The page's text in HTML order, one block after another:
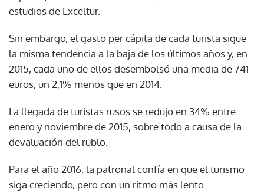
estudios de Exceltur.
Sin embargo, el gasto per cápita de cada turista sigue
la misma tendencia a la baja de los últimos años y, en
2015, cada uno de ellos desembolsó una media de 741
euros, un 2,1% menos que en 2014.
La llegada de turistas rusos se redujo en 34% entre
enero y noviembre de 2015, sobre todo a causa de la
devaluación del rublo.
Para el año 2016, la patronal confía en que el turismo
siga creciendo, pero con un ritmo más lento.